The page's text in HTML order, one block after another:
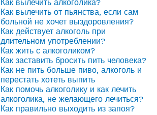
Как вылечить алкоголика?
Как вылечить от пьянства, если сам
больной не хочет выздоровления?
Как действует алкоголь при
длительном употреблении?
Как жить с алкоголиком?
Как заставить бросить пить человека?
Как не пить больше пиво, алкоголь и
перестать хотеть выпить
Как помочь алкоголику и как лечить
алкоголика, не желающего лечиться?
Как правильно выходить из запоя?